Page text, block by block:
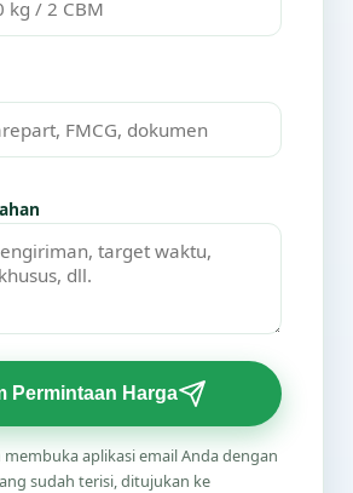
Permintaan Harga
aplikasi email Anda dengan
sudah terisi, ditujukan ke